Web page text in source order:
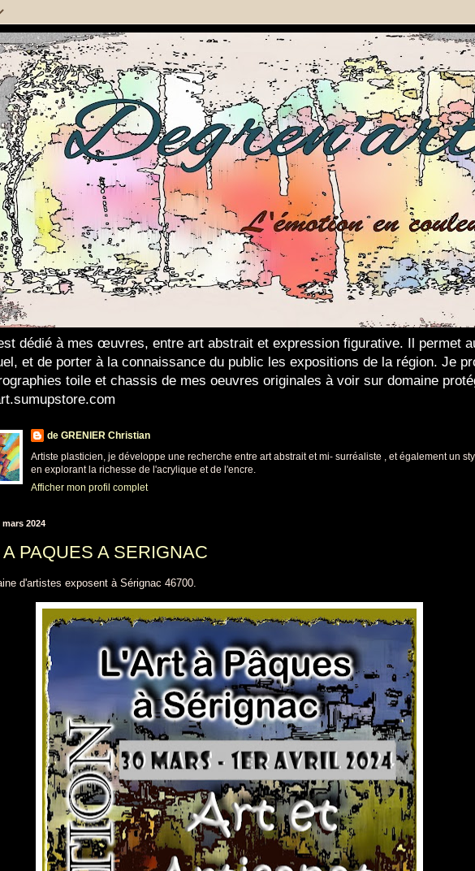
dédié à mes œuvres, entre art abstrait et expression figurative. Il permet
et de porter à la connaissance du public les expositions de la région. Je
toile et chassis de mes oeuvres originales à voir sur domaine
de GRENIER Christian
Artiste plasticien, je développe une recherche entre art abstrait et mi- surréaliste , et également un
en explorant la richesse de l'acrylique et de l'encre.
Afficher mon profil complet
2024
PAQUES A SERIGNAC
d'artistes exposent à Sérignac 46700.